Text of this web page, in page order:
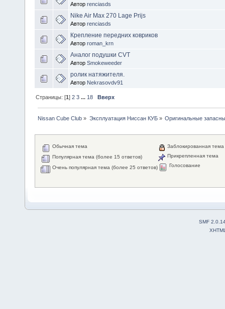
Автор renciasds
Nike Air Max 270 Lage Prijs
Автор renciasds
Крепление передних ковриков
Автор roman_krn
Аналог подушки CVT
Автор Smokeweeder
ролик натяжителя.
Автор Nekrasovdv91
Страницы: [1]2 3 ... 18 Вверх
Nissan Cube Club » Эксплуатация Ниссан КУБ» Оригинальные
Обычная тема
Популярная тема (более 15 ответов)
Очень популярная тема (более 25 ответов)
Заблокированная тема
Прикрепленная тема
Голосование
SMF